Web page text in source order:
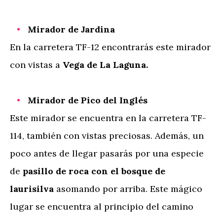
Mirador de Jardina
En la carretera TF-12 encontrarás este mirador
con vistas a Vega de La Laguna.
Mirador de Pico del Inglés
Este mirador se encuentra en la carretera TF-
114, también con vistas preciosas. Además, un
poco antes de llegar pasarás por una especie
de pasillo de roca con el bosque de
laurisilva asomando por arriba. Este mágico
lugar se encuentra al principio del camino